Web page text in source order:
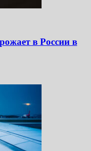
в России в